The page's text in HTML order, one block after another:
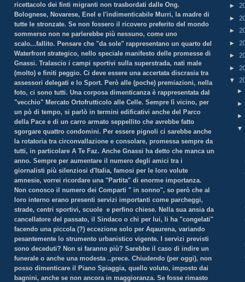
ricettacolo dei finti migranti non trasbordati dalle Ong.
Bolognese, Novarese, Enel e l'indimenticabile Murri, la madre di
tutte le stronzate. Se non fossero il ricovero preferito del mondo
sommerso non ne parlerebbe più nessuno, come uno
scalo...fallito. Pensare che "da sole" rappresentano un quarto del
Waterfront strategico, nello speciale manifesto delle promesse di
Gnassi. Tralascio i campi sportivi sulla superstrada, nati male
(molto) e finiti peggio. Ci deve essere una accertata discrasia tra
assessori delegati e lo Sport. Però alle (poche) premiazioni, nella
foto, ci sono tutti. Una corposa dimenticanza è rappresentata dal
"vecchio" Mercato Ortofrutticolo alle Celle. Sempre lì vicino, per
un pò di tempo, si parlò in termini edificativi anche del Parco
della Pace e di un carro armato seppellito che avrebbe fatto
sgorgare quattro condomini. Per essere pignoli ci sarebbe anche
la rotatoria tra circonvallazione e consolare, promessa sempre da
tutti, in particolare A Te Faz. Anche Gnassi ha detto che manca un
anno. Sempre per aumentare il numero degli amici tra i
giornalisti più silenziosi d'Italia, famosi per le loro volute
amnesie, vorrei ricordare una "Partita" di enorme importanza.
Non conosco il numero dei Comparti " in sonno", so però che al
loro interno erano presenti servizi importanti come parcheggi,
strade, centri sportivi, scuole e perfino chiese. Nella sua ansia da
cancellatore del passato, il Sindaco o chi per lui, li ha "congelati"
facendo una piccola (?) eccezione solo per Aqaurena, variando
pesantemente lo strumento urbanistico vigente. I servizi previsti
sono deceduti? Non si faranno più? Sarebbe il caso di indire un
funerale o anche una modesta ..prece. Chiudendo (per oggi), non
posso dimenticare il Piano Spiaggia, quello voluto, imposto dai
bagnini, anche se non ancora in maggioranza. Se fosse rimasto
►
►
►
►
►
►
▼
►
►
►
▼